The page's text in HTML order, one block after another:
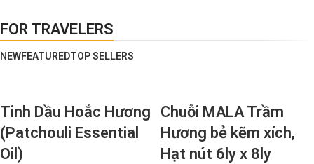
FOR TRAVELERS
NEWFEATUREDTOP SELLERS
Tinh Dầu Hoắc Hương
(Patchouli Essential
Oil)
Chuỗi MALA Trầm
Hương bẻ kẽm xích,
Hạt nút 6ly x 8ly